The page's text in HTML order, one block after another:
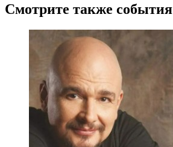
Смотрите также события